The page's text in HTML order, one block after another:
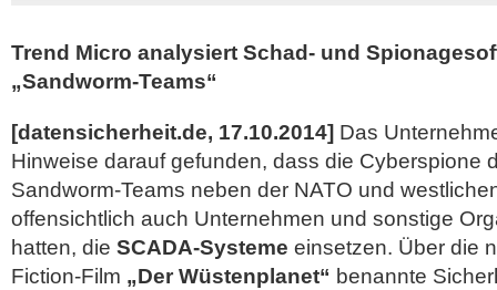
Trend Micro analysiert Schad- und
„Sandworm-Teams“
[datensicherheit.de, 17.10.2014] Das
Hinweise darauf gefunden, dass die Cyberspione
Sandworm-Teams neben der NATO und
offensichtlich auch Unternehmen und sonstige
hatten, die SCADA-Systeme einsetzen. Über die
Fiction-Film „Der Wüstenplanet“ benannte